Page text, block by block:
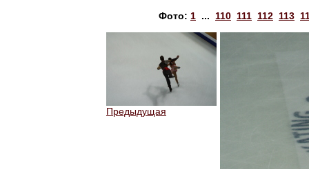
Фото: 1 ... 110 111 112 113
Предыдущая